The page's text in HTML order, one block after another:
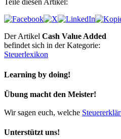
Teile diesen Artikel:
Der Artikel Cash Value Added
befindet sich in der Kategorie:
Steuerlexikon
Learning by doing!
Übung macht den Meister!
Wir sagen euch, welche
Unterstützt uns!